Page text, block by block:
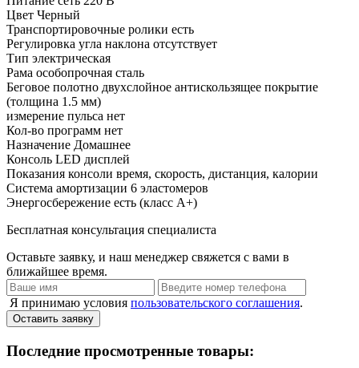
Цвет Черный
Транспортировочные ролики есть
Регулировка угла наклона отсутствует
Тип электрическая
Рама особопрочная сталь
Беговое полотно двухслойное антискользящее покрытие
(толщина 1.5 мм)
измерение пульса нет
Кол-во программ нет
Назначение Домашнее
Консоль LED дисплей
Показания консоли время, скорость, дистанция, калории
Система амортизации 6 эластомеров
Энергосбережение есть (класс А+)
Бесплатная консультация специалиста
Оставьте заявку, и наш менеджер свяжется с вами в
ближайшее время.
Я принимаю условия пользовательского соглашения.
Оставить заявку
Последние просмотренные товары: